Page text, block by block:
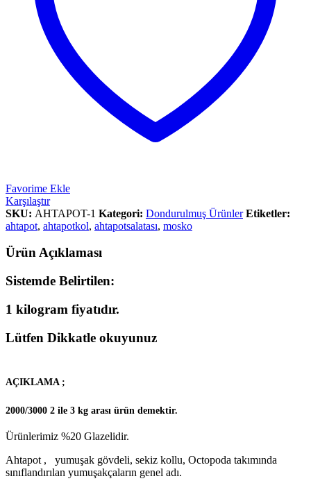
Favorime Ekle
Karşılaştır
SKU: AHTAPOT-1 Kategori: Dondurulmuş Ürünler Etiketler:
ahtapot, ahtapotkol, ahtapotsalatası, mosko
Ürün Açıklaması
Sistemde Belirtilen:
1 kilogram fiyatıdır.
Lütfen Dikkatle okuyunuz
AÇIKLAMA ;
2000/3000 2 ile 3 kg arası ürün demektir.
Ürünlerimiz %20 Glazelidir.
Ahtapot , yumuşak gövdeli, sekiz kollu, Octopoda takımında
sınıflandırılan yumuşakçaların genel adı.